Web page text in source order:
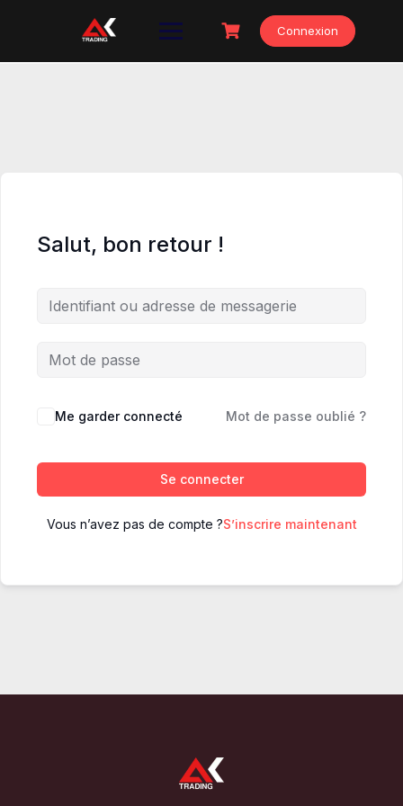
Connexion
Salut, bon retour !
Me garder connecté Mot de passe oublié ?
Se connecter
Vous n’avez pas de compte ?S’inscrire maintenant